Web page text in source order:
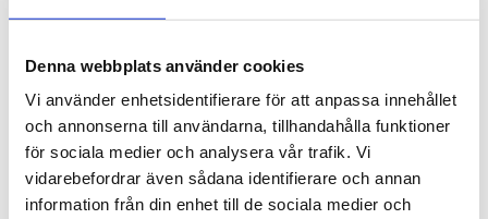
Denna webbplats använder cookies
Vi använder enhetsidentifierare för att anpassa innehållet
och annonserna till användarna, tillhandahålla funktioner
för sociala medier och analysera vår trafik. Vi
vidarebefordrar även sådana identifierare och annan
information från din enhet till de sociala medier och
Övrigt
BESKRIVNING
RECENSIONER
PRODUKTBLAD